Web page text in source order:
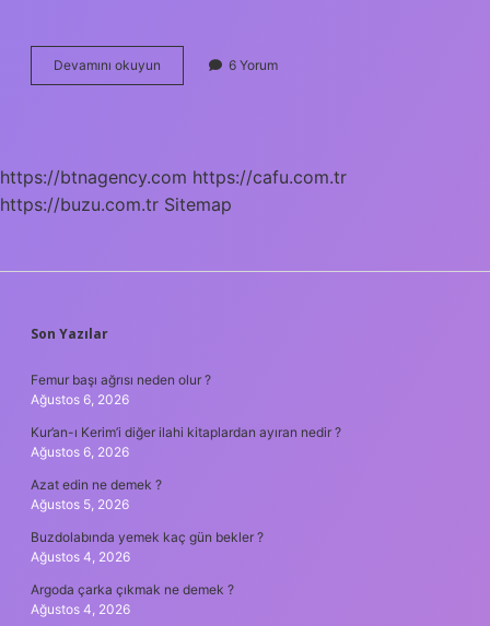
Devamını okuyun Depremde
Çekiçleme
6 Yorum
https://btnagency.com https://cafu.com.tr
https://buzu.com.tr Sitemap
SIDEBAR
Son Yazılar
Femur başı ağrısı neden olur ?
Ağustos 6, 2026
Kur’an-ı Kerim’i diğer ilahi kitaplardan ayıran nedir ?
Ağustos 6, 2026
Azat edin ne demek ?
Ağustos 5, 2026
Buzdolabında yemek kaç gün bekler ?
Ağustos 4, 2026
Argoda çarka çıkmak ne demek ?
Ağustos 4, 2026